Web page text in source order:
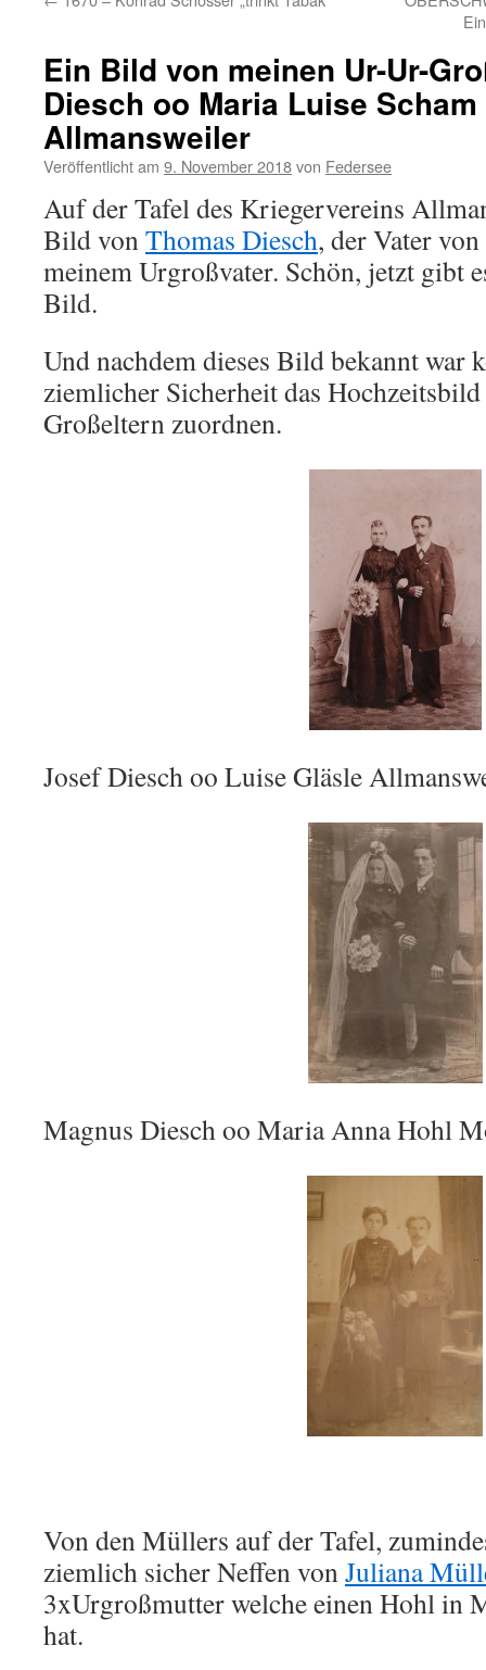
Ein Bild von meinen Ur-Ur-
Diesch oo Maria Luise
Allmansweiler
Veröffentlicht am 9. November 2018von Federsee
Auf der Tafel des Kriegervereins
Bild vonThomas Diesch, der Vater
meinem Urgroßvater. Schön, jetzt gibt
Bild.
Und nachdem dieses Bild bekannt war
ziemlicher Sicherheit das
Großeltern zuordnen.
Josef Diesch oo Luise Gläsle
Magnus Diesch oo Maria Anna Hohl
Von den Müllers auf der Tafel,
ziemlich sicher Neffen vonJuliana
3xUrgroßmutter welche einen Hohl in
hat.